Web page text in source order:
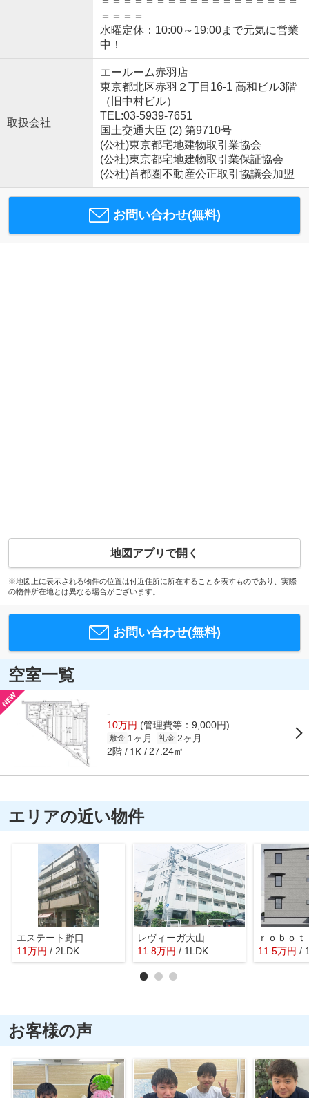
＝＝＝＝
水曜定休：10:00～19:00まで元気に営業
中！
取扱会社
エールーム赤羽店
東京都北区赤羽２丁目16-1 高和ビル3階
（旧中村ビル）
TEL:03-5939-7651
国土交通大臣 (2) 第9710号
(公社)東京都宅地建物取引業協会
(公社)東京都宅地建物取引業保証協会
(公社)首都圏不動産公正取引協議会加盟
お問い合わせ(無料)
地図アプリで開く
※地図上に表示される物件の位置は付近住所に所在することを表すものであり、実際
の物件所在地とは異なる場合がございます。
お問い合わせ(無料)
空室一覧
-
10万円 (管理費等：9,000円)
敷金 1ヶ月 礼金 2ヶ月
2階 1K 27.24㎡
エリアの近い物件
エステート野口
11万円 / 2LDK
レヴィーガ大山
11.8万円 / 1LDK 11.5万円 /
お客様の声